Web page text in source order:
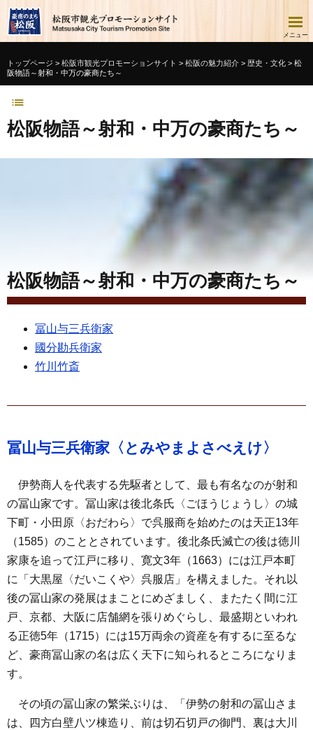
Foreign language
アクセス
メニュー
トップページ > 松阪市観光プロモーションサイト > 松阪の魅力紹介 > 歴史・文化 > 松
阪物語～射和・中万の豪商たち～
松阪物語～射和・中万の豪商たち～
松阪物語～射和・中万の豪商たち～
冨山与三兵衛家
國分勘兵衛家
竹川竹斎
冨山与三兵衛家〈とみやまよさべえけ〉
伊勢商人を代表する先駆者として、最も有名なのが射和
の冨山家です。冨山家は後北条氏〈ごほうじょうし〉の城
下町・小田原〈おだわら〉で呉服商を始めたのは天正13年
（1585）のこととされています。後北条氏滅亡の後は徳川
家康を追って江戸に移り、寛文3年（1663）には江戸本町
に「大黒屋〈だいこくや〉呉服店」を構えました。それ以
後の冨山家の発展はまことにめざましく、またたく間に江
戸、京都、大阪に店舗網を張りめぐらし、最盛期といわれ
る正徳5年（1715）には15万両余の資産を有するに至るな
ど、豪商冨山家の名は広く天下に知られるところになりま
す。
その頃の冨山家の繁栄ぶりは、「伊勢の射和の冨山さま
は、四方白壁八ツ棟造り、前は切石切戸の御門、裏は大川